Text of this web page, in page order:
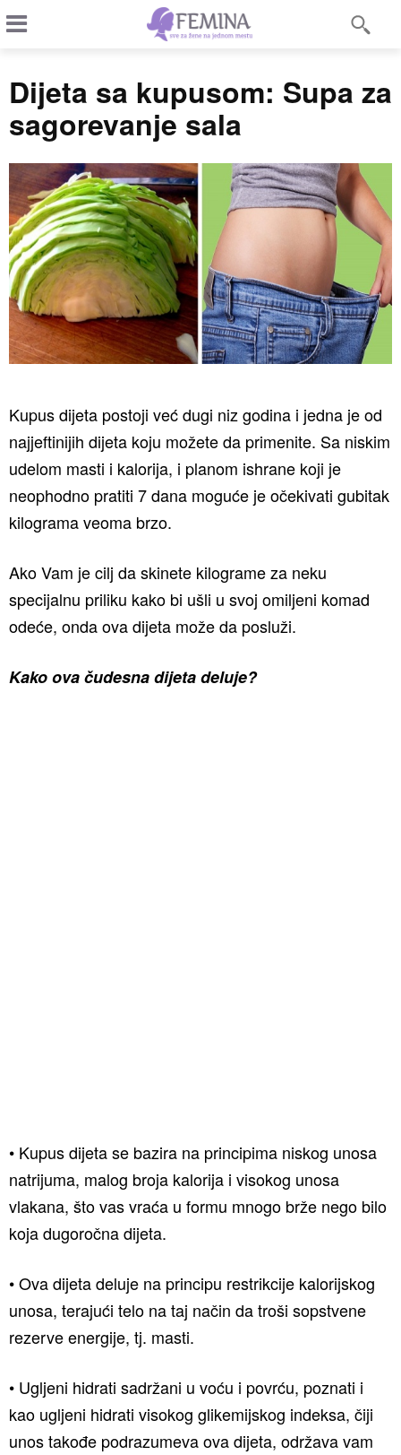
Dijeta sa kupusom: Supa za
sagorevanje sala
Kupus dijeta postoji već dugi niz godina i jedna je od
najjeftinijih dijeta koju možete da primenite. Sa niskim
udelom masti i kalorija, i planom ishrane koji je
neophodno pratiti 7 dana moguće je očekivati gubitak
kilograma veoma brzo.
Ako Vam je cilj da skinete kilograme za neku
specijalnu priliku kako bi ušli u svoj omiljeni komad
odeće, onda ova dijeta može da posluži.
Kako ova čudesna dijeta deluje?
• Kupus dijeta se bazira na principima niskog unosa
natrijuma, malog broja kalorija i visokog unosa
vlakana, što vas vraća u formu mnogo brže nego bilo
koja dugoročna dijeta.
• Ova dijeta deluje na principu restrikcije kalorijskog
unosa, terajući telo na taj način da troši sopstvene
rezerve energije, tj. masti.
• Ugljeni hidrati sadržani u voću i povrću, poznati i
kao ugljeni hidrati visokog glikemijskog indeksa, čiji
unos takođe podrazumeva ova dijeta, održava vam